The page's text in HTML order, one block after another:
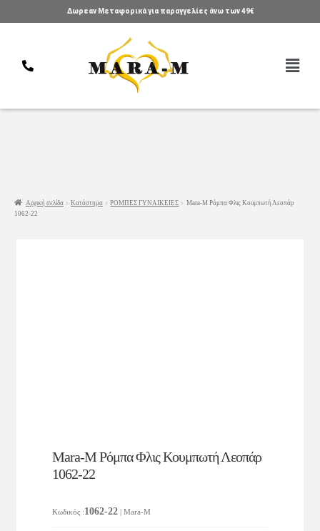
Δωρεαν Μεταφορικά για παραγγελίες άνω των 49€
Αρχική σελίδα Κατάστημα ΡΟΜΠΕΣ ΓΥΝΑΙΚΕΙΕΣ
Mara-M Ρόμπα Φλις Κουμπωτή Λεοπάρ
1062-22
Mara-M Ρόμπα Φλις Κουμπωτή Λεοπάρ
1062-22
Κωδικός :1062-22 | Mara-M